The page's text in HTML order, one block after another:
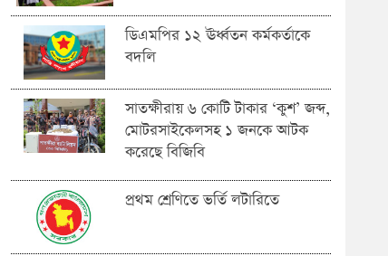
ডিএমপির ১২ ঊর্ধ্বতন কর্মকর্তাকে
বদলি
সাতক্ষীরায় ৬ কোটি টাকার ‘কুশ’ জব্দ,
মোটরসাইকেলসহ ১ জনকে আটক
করেছে বিজিবি
প্রথম শ্রেণিতে ভর্তি লটারিতে